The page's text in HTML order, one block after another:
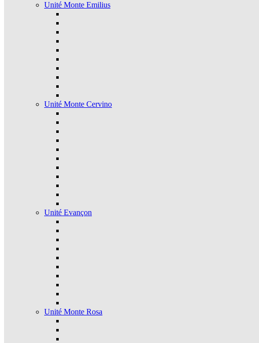
Unité Monte Emilius
Unité Monte Cervino
Unité Evançon
Unité Monte Rosa